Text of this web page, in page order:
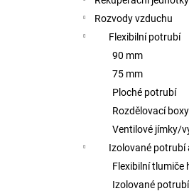
Rozvody vzduchu
Flexibilní potrubí
90 mm
75 mm
Ploché potrubí
Rozdělovací boxy
Ventilové jímky/
Izolované potrubí
Flexibilní tlumiče
Izolované potrubí